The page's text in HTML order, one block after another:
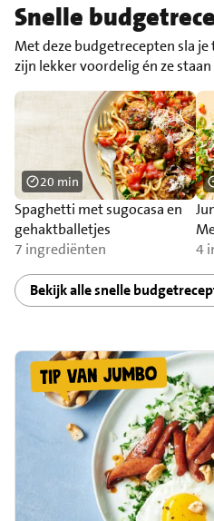
Snelle
Met deze budgetrecepten sla
zijn lekker voordelig én ze
Spaghetti met sugocasa en
gehaktballetjes
7 ingrediënten
20 min
4
Bekijk alle snelle